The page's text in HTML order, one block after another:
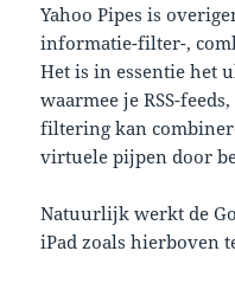
Yahoo Pipes is
informatie-filter-,
Het is in essentie het
waarmee je RSS-
filtering kan
virtuele pijpen door
Natuurlijk werkt de
iPad zoals hierboven